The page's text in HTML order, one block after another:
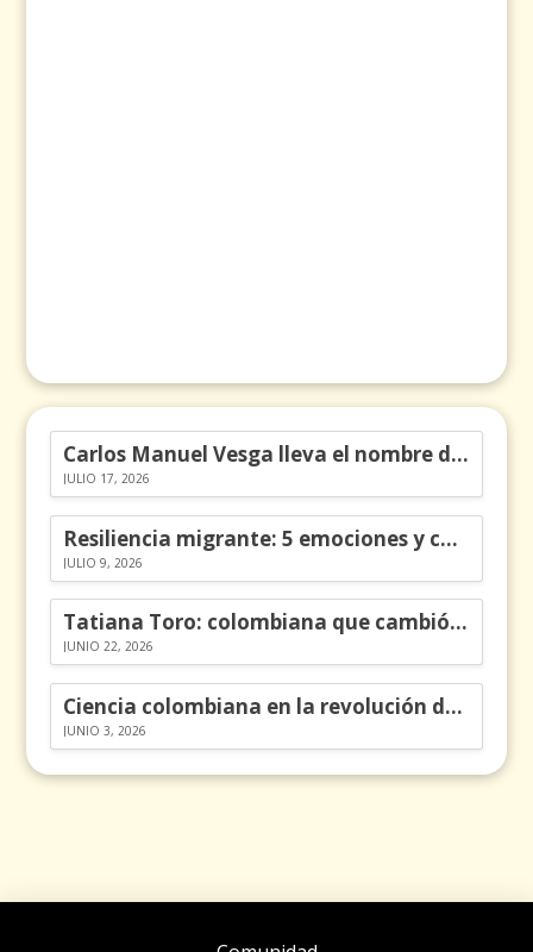
Carlos Manuel Vesga lleva el nombre de Colombia a los Emmy
JULIO 17, 2026
Resiliencia migrante: 5 emociones y cómo gestionarlas
JULIO 9, 2026
Tatiana Toro: colombiana que cambió la historia de las matemáticas
JUNIO 22, 2026
Ciencia colombiana en la revolución de los órganos en chips
JUNIO 3, 2026